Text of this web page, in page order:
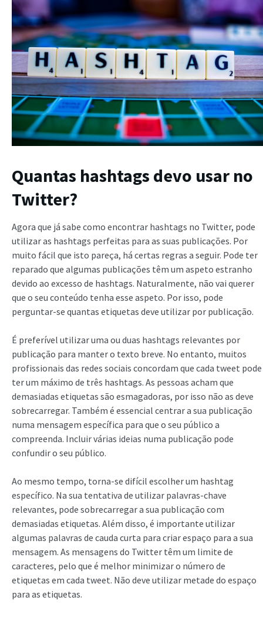
Quantas hashtags devo usar no
Twitter?
Agora que já sabe como encontrar hashtags no Twitter, pode
utilizar as hashtags perfeitas para as suas publicações. Por
muito fácil que isto pareça, há certas regras a seguir. Pode ter
reparado que algumas publicações têm um aspeto estranho
devido ao excesso de hashtags. Naturalmente, não vai querer
que o seu conteúdo tenha esse aspeto. Por isso, pode
perguntar-se quantas etiquetas deve utilizar por publicação.
É preferível utilizar uma ou duas hashtags relevantes por
publicação para manter o texto breve. No entanto, muitos
profissionais das redes sociais concordam que cada tweet pode
ter um máximo de três hashtags. As pessoas acham que
demasiadas etiquetas são esmagadoras, por isso não as deve
sobrecarregar. Também é essencial centrar a sua publicação
numa mensagem específica para que o seu público a
compreenda. Incluir várias ideias numa publicação pode
confundir o seu público.
Ao mesmo tempo, torna-se difícil escolher um hashtag
específico. Na sua tentativa de utilizar palavras-chave
relevantes, pode sobrecarregar a sua publicação com
demasiadas etiquetas. Além disso, é importante utilizar
algumas palavras de cauda curta para criar espaço para a sua
mensagem. As mensagens do Twitter têm um limite de
caracteres, pelo que é melhor minimizar o número de
etiquetas em cada tweet. Não deve utilizar metade do espaço
para as etiquetas.